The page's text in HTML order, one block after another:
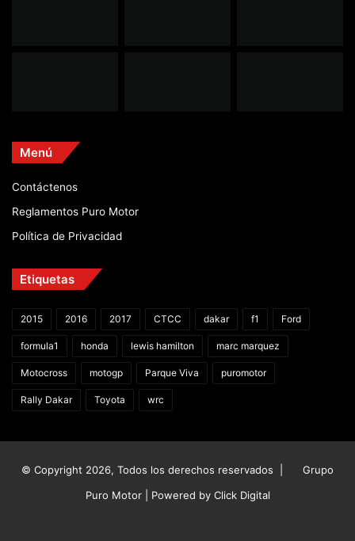
Menú
Contáctenos
Reglamentos Puro Motor
Política de Privacidad
Etiquetas
2015 2016 2017 CTCC dakar f1 Ford
formula1 honda lewis hamilton marc marquez
Motocross motogp Parque Viva puromotor
Rally Dakar Toyota wrc
© Copyright 2026, Todos los derechos reservados |
Grupo
Puro Motor | Powered by Click Digital